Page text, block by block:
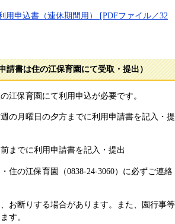
用申込書（連休期間用） [PDFファイル／32
書は住の江保育園にて受取・提出）
江保育園にて利用申込が必要です。
の月曜日の夕方までに利用申請書を記入・提
までに利用申請書を記入・提出
住の江保育園（0838-24-3060）に必ずご連絡
お断りする場合があります。また、園行事等
す。